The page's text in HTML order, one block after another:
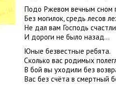
Подо Ржевом вечным сном
Без могилок, средь лесов
Не дал вам Господь
И дороги не было назад...
Юные безвестные ребята.
Сколько вас родимых
В бой вы уходили без
Вас без счёта в смертный